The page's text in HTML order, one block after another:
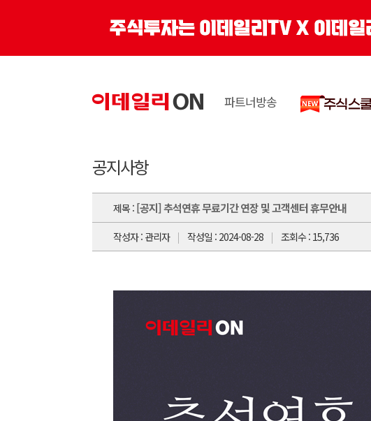
파트너방송
공지사항
제목 : [공지] 추석연휴 무료기간 연장 및 고객센터 휴무안내
작성자 : 관리자 작성일 : 2024-08-28 조회수 : 15,736